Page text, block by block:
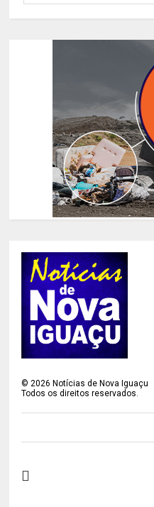
©2026 Notícias de Nova Iguaçu
Todos os direitos reservados.